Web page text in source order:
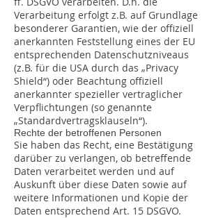
Verarbeitung erfolgt z.B. auf Grundlage
besonderer Garantien, wie der offiziell
anerkannten Feststellung eines der EU
entsprechenden Datenschutzniveaus
(z.B. für die USA durch das „Privacy
Shield“) oder Beachtung offiziell
anerkannter spezieller vertraglicher
Verpflichtungen (so genannte
„Standardvertragsklauseln“).
Rechte der betroffenen Personen
Sie haben das Recht, eine Bestätigung
darüber zu verlangen, ob betreffende
Daten verarbeitet werden und auf
Auskunft über diese Daten sowie auf
weitere Informationen und Kopie der
Daten entsprechend Art. 15 DSGVO.